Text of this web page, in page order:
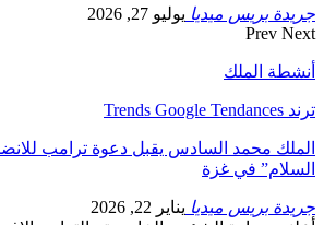
جريدة بريس ميديا يوليو 27, 2026
Prev Next
أنشطة الملك
ترند Trends Google Tendances
الملك محمد السادس يقبل دعوة ترامب
السلام” في غزة
جريدة بريس ميديا يناير 22, 2026